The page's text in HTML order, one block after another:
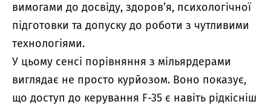
вимогами до досвіду, здоров’я, психологічної
підготовки та допуску до роботи з чутливими
технологіями.
У цьому сенсі порівняння з мільярдерами
виглядає не просто курйозом. Воно показує,
що доступ до керування F-35 є навіть рідкісніш